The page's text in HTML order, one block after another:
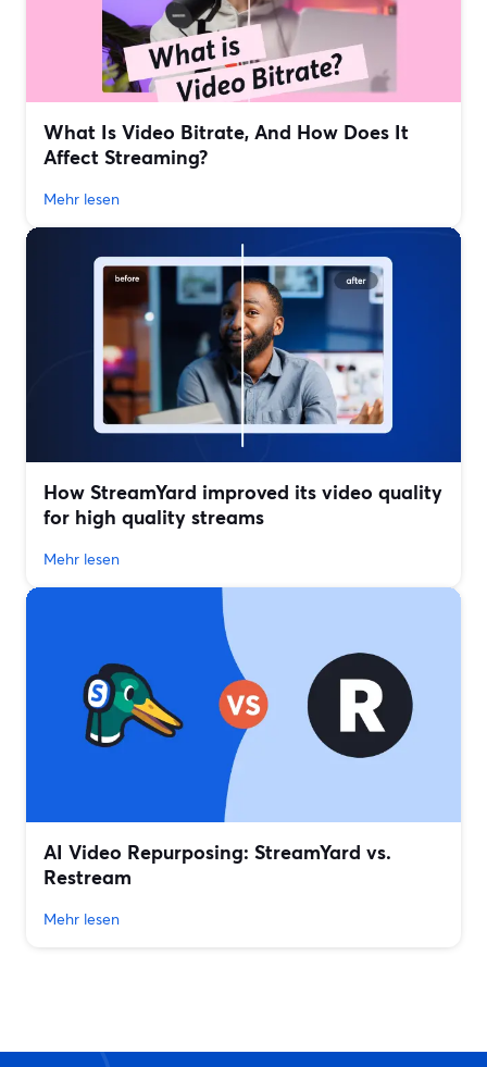
What Is Video Bitrate, And How Does It
Affect Streaming?
Mehr lesen
How StreamYard improved its video quality
for high quality streams
Mehr lesen
AI Video Repurposing: StreamYard vs.
Restream
Mehr lesen